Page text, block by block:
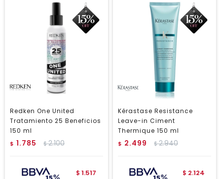
Redken One United
Tratamiento 25 Beneficios
150 ml
$ 1.785 $2.100
$ 1.517
Kérastase Resistance
Leave-in Ciment
Thermique 150 ml
$ 2.499 $2.940
$ 2.124